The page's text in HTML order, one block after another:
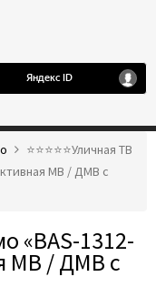
⭐️⭐️⭐️⭐️⭐️Уличная ТВ
МВ / ДМВ с
«BAS-1312-
МВ / ДМВ с